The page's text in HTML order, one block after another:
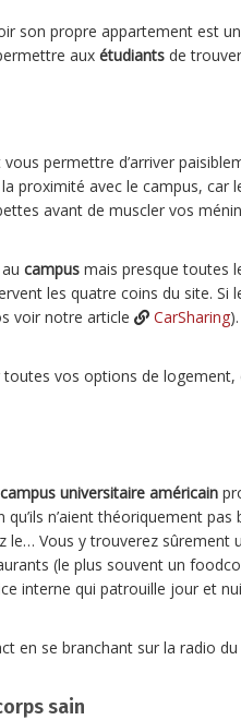
son propre appartement est
aux étudiants de
vous permettre d’arriver
proximité avec le campus, car
avant de muscler vos
campus mais presque toutes
les quatre coins du site.
voir notre article CarSharing).
vos options de
campus universitaire américain
n’aient théoriquement
le… Vous y trouverez sûrement
(le plus souvent un
interne qui patrouille jour et
en se branchant sur la radio
sain